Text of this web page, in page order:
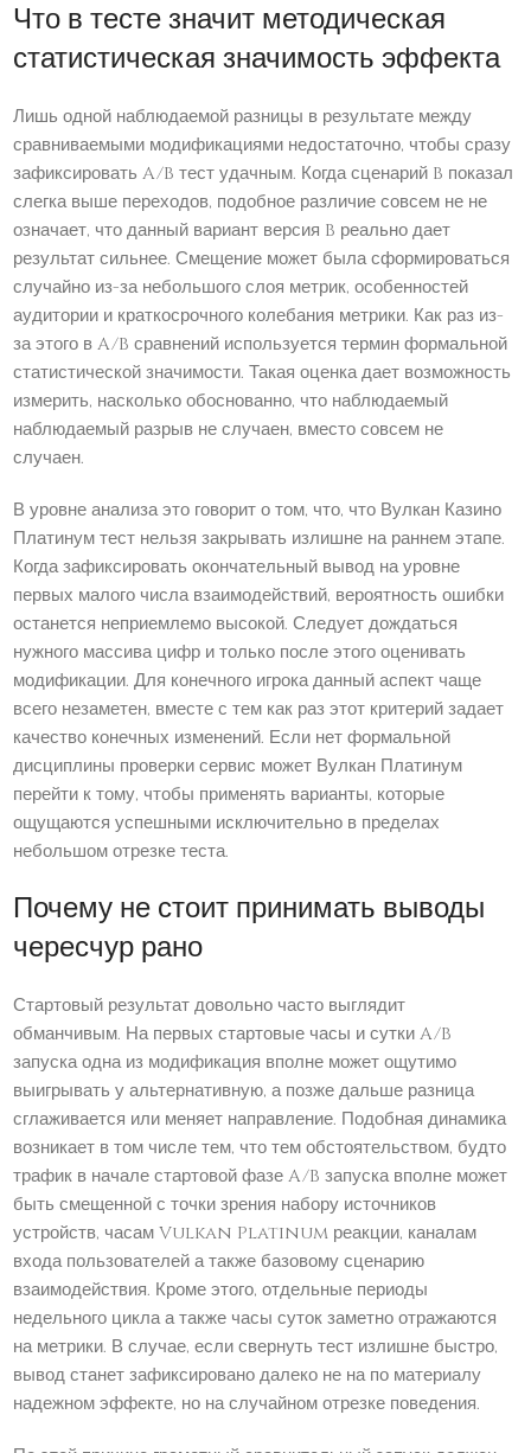
Что в тесте значит методическая
статистическая значимость эффекта
Лишь одной наблюдаемой разницы в результате между
сравниваемыми модификациями недостаточно, чтобы сразу
зафиксировать A/B тест удачным. Когда сценарий B показал
слегка выше переходов, подобное различие совсем не не
означает, что данный вариант версия B реально дает
результат сильнее. Смещение может была сформироваться
случайно из-за небольшого слоя метрик, особенностей
аудитории и краткосрочного колебания метрики. Как раз из-
за этого в A/B сравнений используется термин формальной
статистической значимости. Такая оценка дает возможность
измерить, насколько обоснованно, что наблюдаемый
наблюдаемый разрыв не случаен, вместо совсем не
случаен.
В уровне анализа это говорит о том, что, что Вулкан Казино
Платинум тест нельзя закрывать излишне на раннем этапе.
Когда зафиксировать окончательный вывод на уровне
первых малого числа взаимодействий, вероятность ошибки
останется неприемлемо высокой. Следует дождаться
нужного массива цифр и только после этого оценивать
модификации. Для конечного игрока данный аспект чаще
всего незаметен, вместе с тем как раз этот критерий задает
качество конечных изменений. Если нет формальной
дисциплины проверки сервис может Вулкан Платинум
перейти к тому, чтобы применять варианты, которые
ощущаются успешными исключительно в пределах
небольшом отрезке теста.
Почему не стоит принимать выводы
чересчур рано
Стартовый результат довольно часто выглядит
обманчивым. На первых стартовые часы и сутки A/B
запуска одна из модификация вполне может ощутимо
выигрывать у альтернативную, а позже дальше разница
сглаживается или меняет направление. Подобная динамика
возникает в том числе тем, что тем обстоятельством, будто
трафик в начале стартовой фазе A/B запуска вполне может
быть смещенной с точки зрения набору источников
устройств, часам Vulkan Platinum реакции, каналам
входа пользователей а также базовому сценарию
взаимодействия. Кроме этого, отдельные периоды
недельного цикла а также часы суток заметно отражаются
на метрики. В случае, если свернуть тест излишне быстро,
вывод станет зафиксировано далеко не на по материалу
надежном эффекте, но на случайном отрезке поведения.